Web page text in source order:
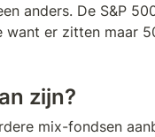
anders. De S&P
want er zitten maar
zijn?
mix-fondsen